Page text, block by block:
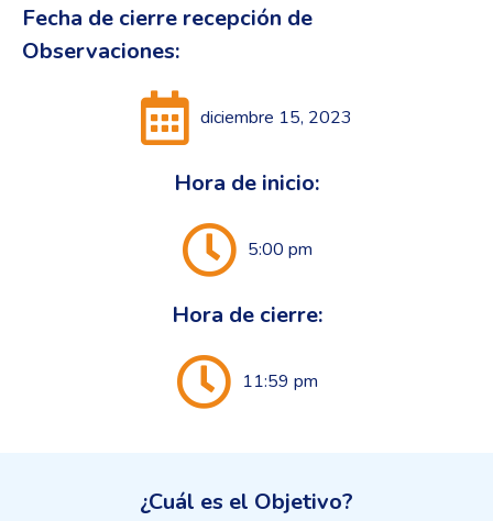
Fecha de cierre recepción de
Observaciones:
diciembre 15, 2023
Hora de inicio:
5:00 pm
Hora de cierre:
11:59 pm
¿Cuál es el Objetivo?